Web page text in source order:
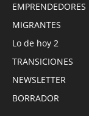
EMPRENDEDORES
MIGRANTES
Lo de hoy 2
TRANSICIONES
NEWSLETTER
BORRADOR